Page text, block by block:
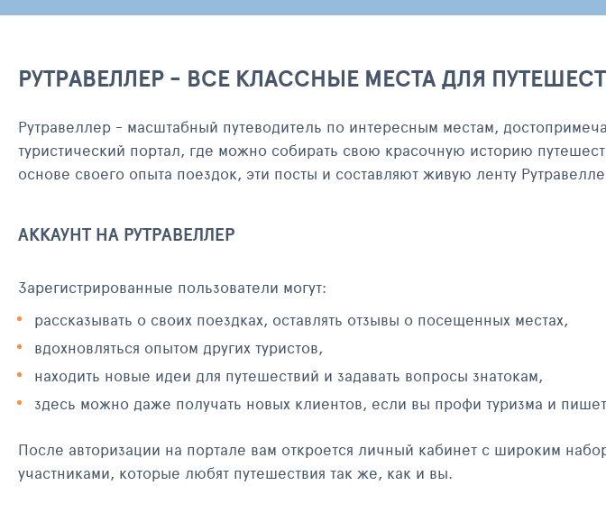
РУТРАВЕЛЛЕР - ВСЕ КЛАССНЫЕ МЕСТА ДЛЯ
Рутравеллер - масштабный путеводитель по интересным местам,
туристический портал, где можно собирать свою красочную историю
основе своего опыта поездок, эти посты и составляют живую ленту
АККАУНТ НА РУТРАВЕЛЛЕР
Зарегистрированные пользователи могут:
рассказывать о своих поездках, оставлять отзывы о посещенных местах,
вдохновляться опытом других туристов,
находить новые идеи для путешествий и задавать вопросы знатокам,
здесь можно даже получать новых клиентов, если вы профи туризма и
После авторизации на портале вам откроется личный кабинет с широким
участниками, которые любят путешествия так же, как и вы.